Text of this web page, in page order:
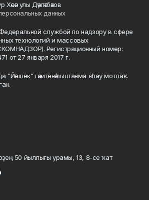
улы Дәүләтбәков
данных
службой по надзору в сфере
технологий и массовых
Регистрационный номер:
от 27 января 2017 г.
"Йәшлек" гәзитенә һылтанма яһау мотлаҡ.
50 йыллығы урамы, 13, 8-се ҡат